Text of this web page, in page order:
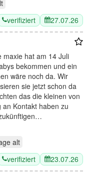
verifiziert 27.07.26
maxie hat am 14 Juli
bekommen und ein
wäre noch da. Wir
sie jetzt schon da
das die kleinen von
an Kontakt haben zu
alt
verifiziert 23.07.26